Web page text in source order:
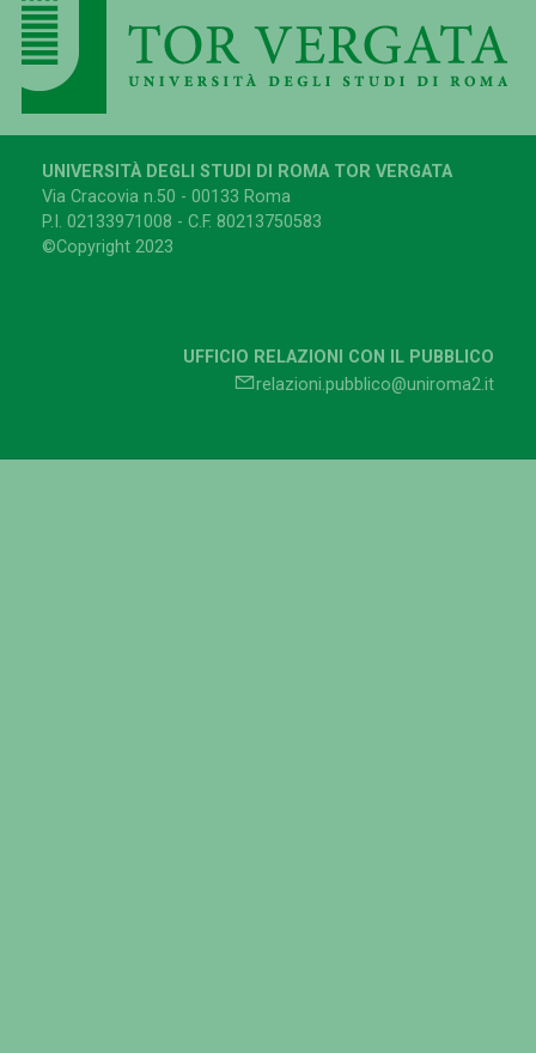
UNIVERSITÀ DEGLI STUDI DI ROMA TOR VERGATA
Via Cracovia n.50 - 00133 Roma
P.I. 02133971008 - C.F. 80213750583
©Copyright 2023
UFFICIO RELAZIONI CON IL PUBBLICO
relazioni.pubblico@uniroma2.it